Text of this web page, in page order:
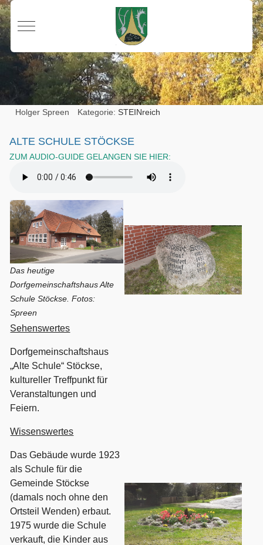
Mobile Menu Toggle
Holger Spreen Kategorie:STEINreich
ALTE SCHULE STÖCKSE
ZUM AUDIO-GUIDE GELANGEN SIE HIER:
Das heutige
Dorfgemeinschaftshaus Alte
Schule Stöckse. Fotos:
Spreen
Sehenswertes
Dorfgemeinschaftshaus
„Alte Schule“ Stöckse,
kultureller Treffpunkt für
Veranstaltungen und
Feiern.
Wissenswertes
Das Gebäude wurde 1923
als Schule für die
Gemeinde Stöckse
(damals noch ohne den
Ortsteil Wenden) erbaut.
1975 wurde die Schule
verkauft, die Kinder aus